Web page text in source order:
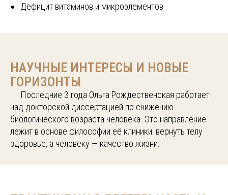
Дефицит витаминов и микроэлементов
НАУЧНЫЕ ИНТЕРЕСЫ И НОВЫЕ
ГОРИЗОНТЫ
Последние 3 года Ольга Рождественская работает
над докторской диссертацией по снижению
биологического возраста человека. Это направление
лежит в основе философии её клиники: вернуть телу
здоровье, а человеку — качество жизни.